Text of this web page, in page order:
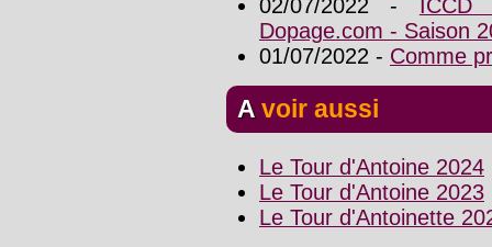
02/07/2022 - ICCD
Dopage.com - Saison
01/07/2022 - Comme
A voir aussi
Le Tour d'Antoine 2024
Le Tour d'Antoine 2023
Le Tour d'Antoinette